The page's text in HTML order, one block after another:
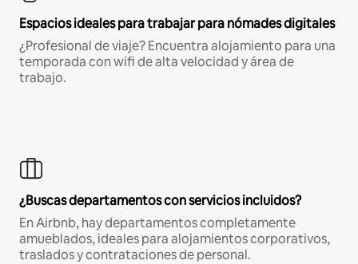
Espacios ideales para trabajar para nómades digitales
¿Profesional de viaje? Encuentra alojamiento para una
temporada con wifi de alta velocidad y área de
trabajo.
¿Buscas departamentos con servicios incluidos?
En Airbnb, hay departamentos completamente
amueblados, ideales para alojamientos corporativos,
traslados y contrataciones de personal.